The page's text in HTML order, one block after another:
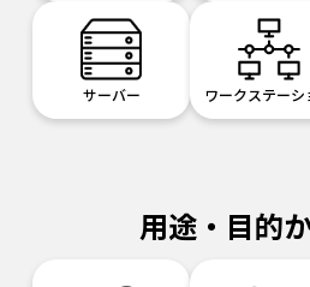
サーバー ワークステーシ
用途・目的